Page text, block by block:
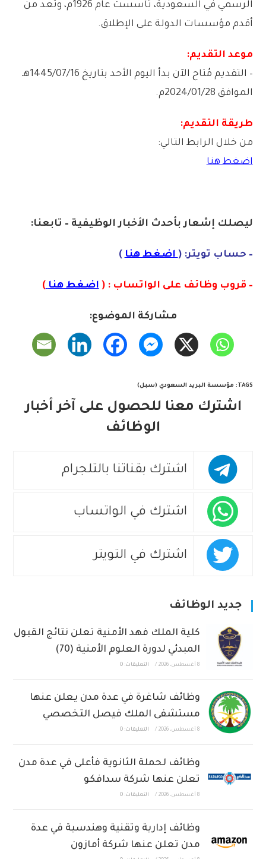
الرسمي في السعودية، تأسست عام 1926م، وتعد من
أقدم مؤسسات الدولة على الإطلاق.
موعد التقديم:
– التقديم مُتاح الآن بدأ اليوم الأحد بتاريخ 1445/07/16هـ
الموافق 2024/01/28م.
طريقة التقديم:
من خلال الرابط التالي:
اضغط هنا
ليصلك إشعار بأحدث الأخبار الوظيفية – تابعنا:
– حساب تويتر: ( اضغط هنا )
– قروب وظائف على الواتساب : ( اضغط هنا )
مشاركة الموضوع:
TAGS
: مؤسسة البريد السعودي (سبل)
اشترك معنا للحصول على آخر أخبار
الوظائف
اشترك بقناتنا بالتلجرام
اشترك في الواتساب
اشترك في التويتر
جديد الوظائف
كلية الملك فهد الأمنية تعلن نتائج القبول
المبدئي لدورة العلوم الأمنية (70)
8 أغسطس، 2026 / التعليقات: 0
وظائف شاغرة في عدة مدن يعلن عنها
مستشفى الملك فيصل التخصصي
8 أغسطس، 2026 / التعليقات: 0
وظائف لحملة الثانوية فأعلى في عدة مدن
تعلن عنها شركة سدافكو
8 أغسطس، 2026 / التعليقات: 0
وظائف إدارية وتقنية وهندسية في عدة
مدن تعلن عنها شركة أمازون